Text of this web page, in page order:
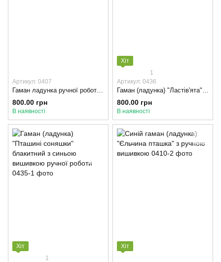
Артикул: 0407
800.00 грн
В наявності
Хіт
1
Артикул: 0436
800.00 грн
В наявності
Хіт
1
Хіт